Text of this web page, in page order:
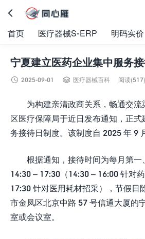

首页 医疗器械S-ERP 明码实价
宁夏建立医药企业集中服务
 2025-09-01  医疗器械百科 阅读(517)
为构建亲清政商关系，畅通交
区医疗保障局于近日发布通知，正式
务接待日制度。该制度自 2025 年 9
根据通知，接待时间为每月第一
14:30 – 17:30（14:30 – 16:00 针对
17:30 针对医用耗材招采），节假日
市金凤区北京中路 57 号信通大厦的
室或会议室。​